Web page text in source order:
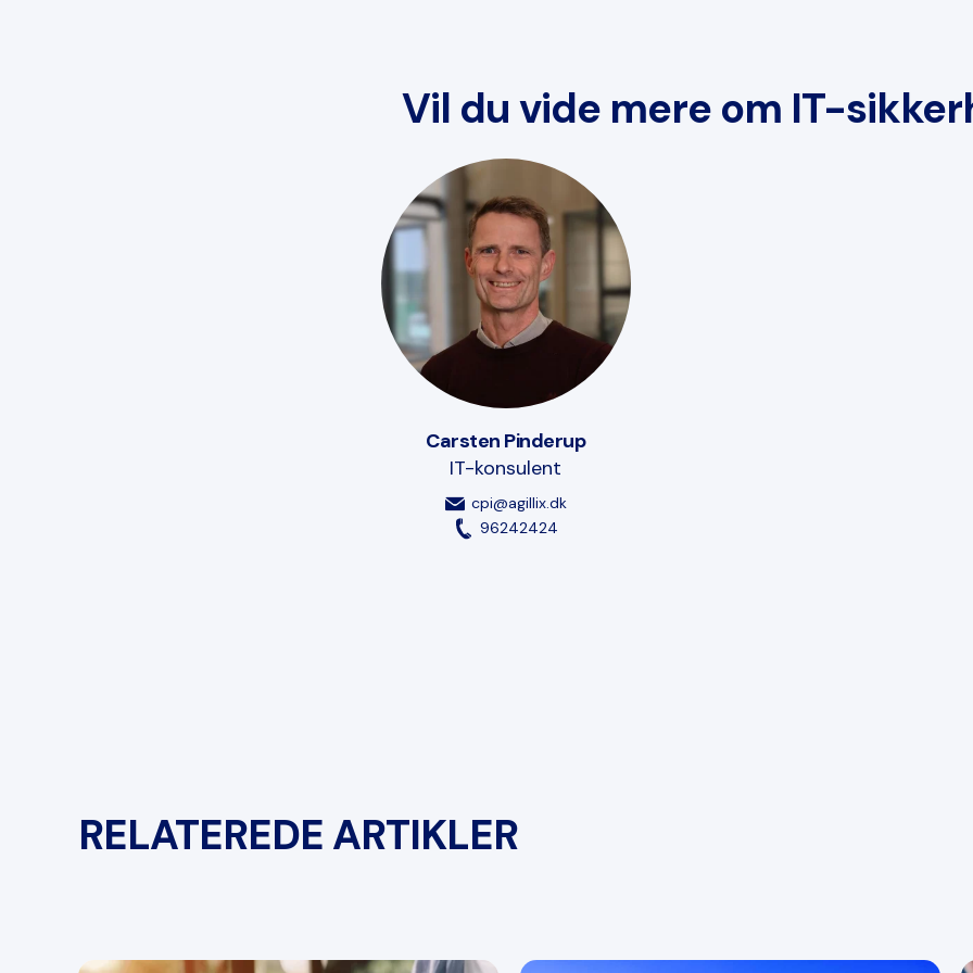
Vil du vide mere om IT-
Carsten Pinderup
IT-konsulent
cpi@agillix.dk
96242424
RELATEREDE ARTIKLER